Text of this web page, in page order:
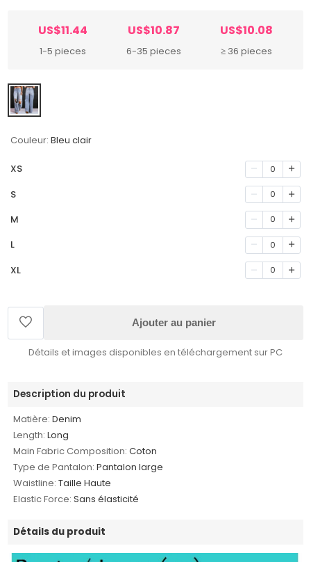
US$11.44
1-5 pieces
US$10.87
6-35 pieces
US$10.08
≥ 36 pieces
Couleur: Bleu clair
XS 0
S 0
M 0
L 0
XL 0
Ajouter au panier
Détails et images disponibles en téléchargement sur PC
Description du produit
Matière: Denim
Length: Long
Main Fabric Composition: Coton
Type de Pantalon: Pantalon large
Waistline: Taille Haute
Elastic Force: Sans élasticité
Détails du produit